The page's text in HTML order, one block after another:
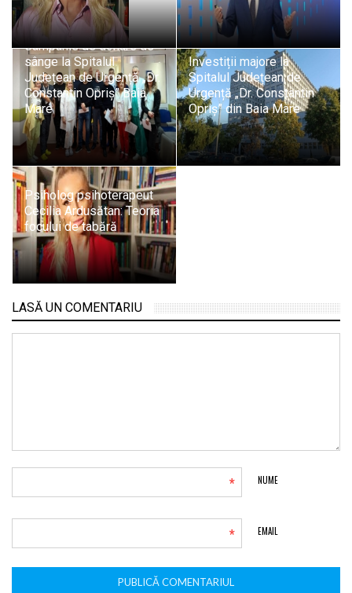
Campanie de donare de
sânge la Spitalul
Județean de Urgență „Dr.
Constantin Opriș” Baia
Mare
Investiții majore la
Spitalul Județean de
Urgență „Dr. Constantin
Opriș” din Baia Mare
Psiholog psihoterapeut
Cecilia Ardusătan: Teoria
focului de tabără
LASĂ UN COMENTARIU
NUME
*
EMAIL
*